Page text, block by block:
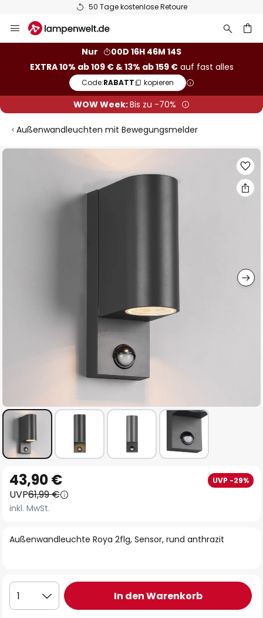
50 Tage kostenlose Retoure
Inhalt
Nur
00D 16H 46M 14S
EXTRA 10% ab 109 € & 13% ab 159 €auf fast alles
Code:RABATT kopieren
WOW Week:Bis zu -70%
Außenwandleuchten mit Bewegungsmelder
Zum
Anfang
der
Bildgalerie
Außenwandleuchte Roya 2flg, Sensor, rund anthrazit
43,90 € UVP -29%
UVP61,99 €
inkl. MwSt.
1 In den Warenkorb